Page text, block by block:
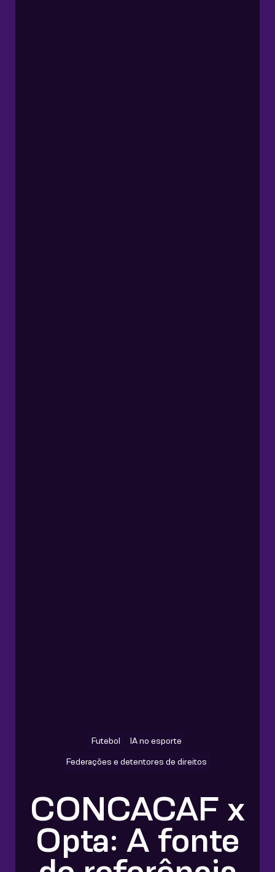
Futebol IA no esporte
Federações e detentores de direitos
CONCACAF x
Opta: A fonte